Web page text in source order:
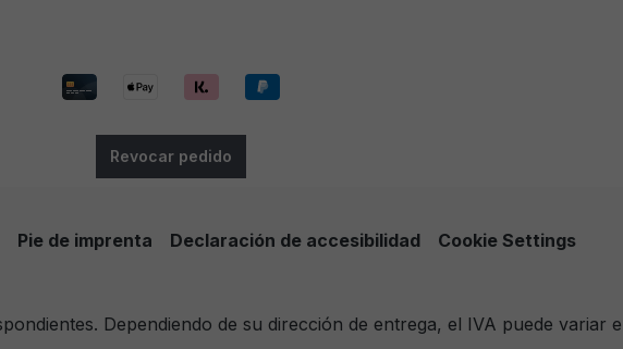
Revocar pedido
Pie de imprenta Declaración de accesibilidad Cookie Settings
Dependiendo de su dirección de entrega, el IVA puede variar